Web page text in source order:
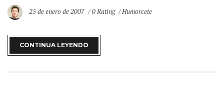
25 de enero de 2007 0 Rating Humorcete
CONTINUA LEYENDO